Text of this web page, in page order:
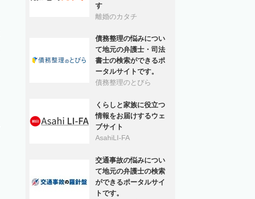
す
離婚のカタチ
債務整理の悩みについ
て地元の弁護士・司法
書士の検索ができるポ
ータルサイトです。
債務整理のとびら
くらしと家族に役立つ
情報をお届けするウェ
ブサイト
AsahiLI-FA
交通事故の悩みについ
て地元の弁護士の検索
ができるポータルサイ
トです。